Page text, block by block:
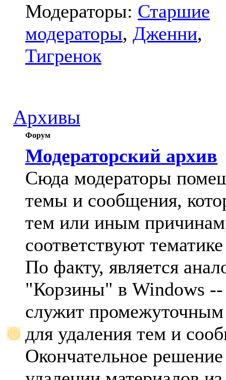
Модераторы: Старшие
модераторы, Дженни,
Тигренок
Архивы
Форум
Модераторский архив
Сюда модераторы
темы и сообщения,
тем или иным
соответствуют
По факту, является
"Корзины" в Windows --
служит промежуточным
для удаления тем и
Окончательное